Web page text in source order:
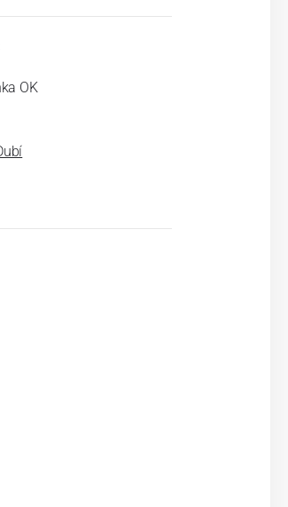
OK